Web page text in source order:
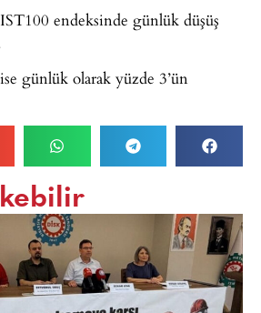
endeksinde günlük düşüş
günlük olarak yüzde 3’ün